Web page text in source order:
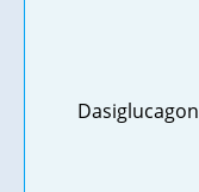
Dasiglucagon